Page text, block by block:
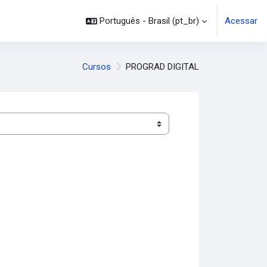
Português - Brasil ‎(pt_br)‎ Acessar
Cursos PROGRAD DIGITAL